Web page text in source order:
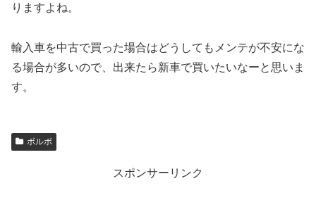
りますよね。
輸入車を中古で買った場合はどうしてもメンテが不安にな
る場合が多いので、出来たら新車で買いたいなーと思いま
す。
ボルボ
スポンサーリンク